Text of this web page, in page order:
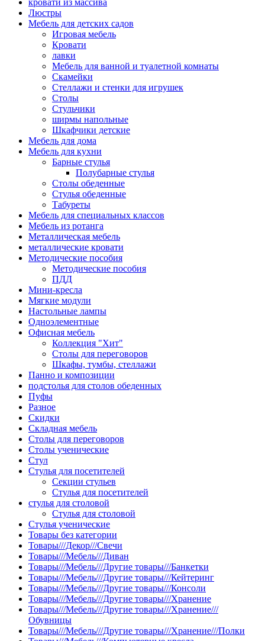
кровати из массива
Люстры
Мебель для детских садов
Игровая мебель
Кровати
лавки
Мебель для ванной и туалетной комнаты
Скамейки
Стеллажи и стенки для игрушек
Столы
Стульчики
ширмы напольные
Шкафчики детские
Мебель для дома
Мебель для кухни
Барные стулья
Полубарные стулья
Столы обеденные
Стулья обеденные
Табуреты
Мебель для специальных классов
Мебель из ротанга
Металлическая мебель
металлические кровати
Методические пособия
Методические пособия
ПДД
Мини-кресла
Мягкие модули
Настольные лампы
Одноэлементные
Офисная мебель
Коллекция "Хит"
Столы для переговоров
Шкафы, тумбы, стеллажи
Панно и композиции
подстолья для столов обеденных
Пуфы
Разное
Скидки
Складная мебель
Столы для переговоров
Столы ученические
Стул
Стулья для посетителей
Секции стульев
Стулья для посетителей
стулья для столовой
Стулья для столовой
Стулья ученические
Товары без категории
Товары///Декор///Свечи
Товары///Мебель///Диван
Товары///Мебель///Другие товары///Банкетки
Товары///Мебель///Другие товары///Кейтеринг
Товары///Мебель///Другие товары///Консоли
Товары///Мебель///Другие товары///Хранение
Товары///Мебель///Другие товары///Хранение///
Обувницы
Товары///Мебель///Другие товары///Хранение///Полки